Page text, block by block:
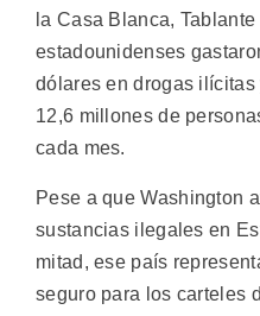
la Casa Blanca,
estadounidenses
dólares en drogas
12,6 millones de
cada mes.
Pese a que Washington
sustancias ilegales en
mitad, ese país
seguro para los carteles